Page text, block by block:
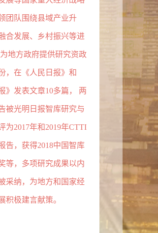
团队围绕县域产业升
合发展、乡村振兴等进
地方政府提供研究资政
，在《人民日报》和
》发表文章10多篇， 两
被光明日报智库研究与
为2017年和2019年CTTI
告，获得2018中国智库
等，多项研究成果以内
采纳，为地方和国家经
积极建言献策。